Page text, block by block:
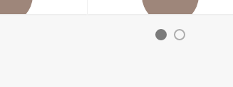
Костюм Луіза